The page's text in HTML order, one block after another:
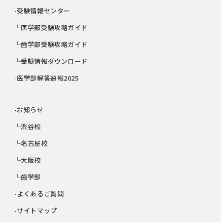
-受験情報センター
└医学部受験攻略ガイド
└歯学部受験攻略ガイド
└受験情報ダウンロード
-医学部解答速報2025
-お知らせ
└渋谷校
└名古屋校
└大阪校
└歯学部
-よくあるご質問
-サイトマップ